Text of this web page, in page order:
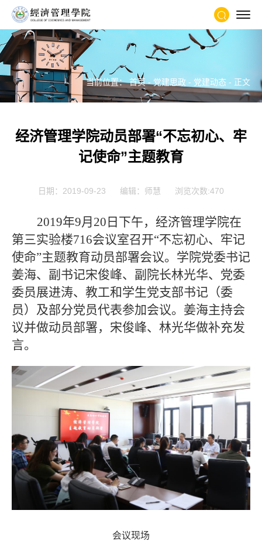
当前位置：首页- 党建思政 - 党建动态 - 正文
经济管理学院动员部署“不忘初心、牢
记使命”主题教育
日期：2019-09-23 编辑：师慧 浏览次数:470
2019年9月20日下午，经济管理学院在
第三实验楼716会议室召开“不忘初心、牢记
使命”主题教育动员部署会议。学院党委书记
姜海、副书记宋俊峰、副院长林光华、党委
委员展进涛、教工和学生党支部书记（委
员）及部分党员代表参加会议。姜海主持会
议并做动员部署，宋俊峰、林光华做补充发
言。
会议现场